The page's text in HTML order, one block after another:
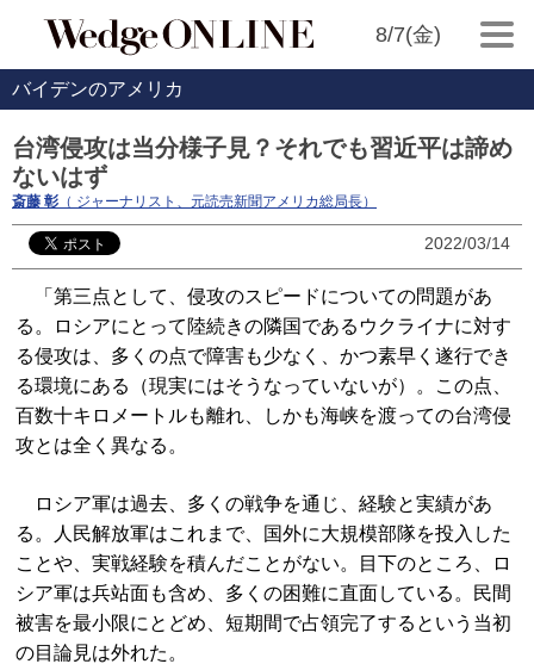
8/7(金)
バイデンのアメリカ
台湾侵攻は当分様子見？それでも習近平は諦め
ないはず
斎藤 彰 （ ジャーナリスト、元読売新聞アメリカ総局長）
2022/03/14
「第三点として、侵攻のスピードについての問題があ
る。ロシアにとって陸続きの隣国であるウクライナに対す
る侵攻は、多くの点で障害も少なく、かつ素早く遂行でき
る環境にある（現実にはそうなっていないが）。この点、
百数十キロメートルも離れ、しかも海峡を渡っての台湾侵
攻とは全く異なる。
ロシア軍は過去、多くの戦争を通じ、経験と実績があ
る。人民解放軍はこれまで、国外に大規模部隊を投入した
ことや、実戦経験を積んだことがない。目下のところ、ロ
シア軍は兵站面も含め、多くの困難に直面している。民間
被害を最小限にとどめ、短期間で占領完了するという当初
の目論見は外れた。